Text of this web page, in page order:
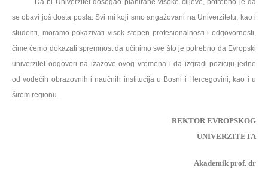
Da bi Univerzitet dosegao planirane visoke ciljeve, potrebno je da
se obavi još dosta posla. Svi mi koji smo angažovani na Univerzitetu, kao i
studenti, moramo pokazivati visok stepen profesionalnosti i odgovornosti,
čime ćemo dokazati spremnost da učinimo sve što je potrebno da Evropski
univerzitet odgovori na izazove ovog vremena i da izgradi poziciju jedne
od vodećih obrazovnih i naučnih institucija u Bosni i Hercegovini, kao i u
širem regionu
REKTOR EVROPSKOG
UNIVERZITETA
Akademik prof. dr